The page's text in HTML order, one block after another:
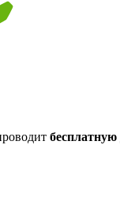
бесплатную